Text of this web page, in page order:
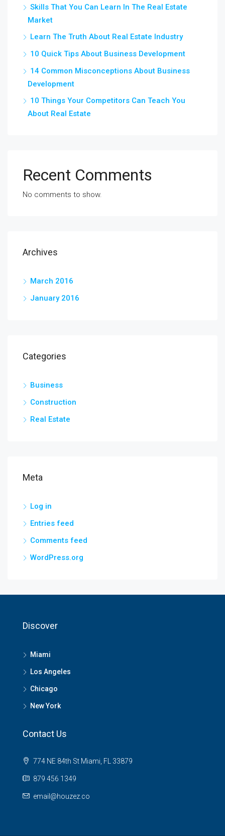
Skills That You Can Learn In The Real Estate
Market
Learn The Truth About Real Estate Industry
10 Quick Tips About Business Development
14 Common Misconceptions About Business
Development
10 Things Your Competitors Can Teach You
About Real Estate
Recent Comments
No comments to show.
Archives
March 2016
January 2016
Categories
Business
Construction
Real Estate
Meta
Log in
Entries feed
Comments feed
WordPress.org
Discover
Miami
Los Angeles
Chicago
New York
Contact Us
774 NE 84th St Miami, FL 33879
879 456 1349
email@houzez.co